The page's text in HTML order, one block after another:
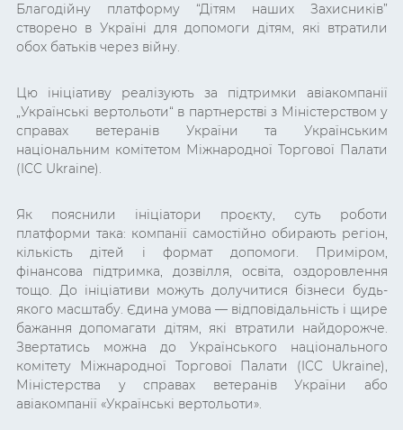
Благодійну платформу “Дітям наших Захисників”
створено в Україні для допомоги дітям, які втратили
обох батьків через війну.
Цю ініціативу реалізують за підтримки авіакомпанії
„Українські вертольоти“ в партнерстві з Міністерством у
справах ветеранів України та Українським
національним комітетом Міжнародної Торгової Палати
(ICC Ukraine).
Як пояснили ініціатори проєкту, суть роботи
платформи така: компанії самостійно обирають регіон,
кількість дітей і формат допомоги. Приміром,
фінансова підтримка, дозвілля, освіта, оздоровлення
тощо. До ініціативи можуть долучитися бізнеси будь-
якого масштабу. Єдина умова — відповідальність і щире
бажання допомагати дітям, які втратили найдорожче.
Звертатись можна до Українського національного
комітету Міжнародної Торгової Палати (ICC Ukraine),
Міністерства у справах ветеранів України або
авіакомпанії «Українські вертольоти».